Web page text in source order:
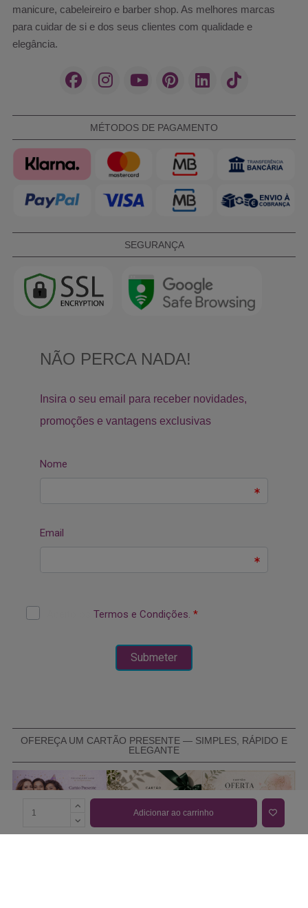
Adicionar ao carrinho
manicure, cabeleireiro e barber shop. As melhores marcas
para cuidar de si e dos seus clientes com qualidade e
elegância.
MÉTODOS DE PAGAMENTO
SEGURANÇA
OFEREÇA UM CARTÃO PRESENTE — SIMPLES, RÁPIDO E
ELEGANTE